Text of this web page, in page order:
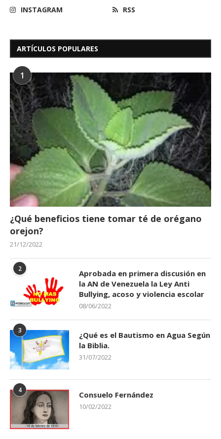
INSTAGRAM
RSS
ARTÍCULOS POPULARES
1
¿Qué beneficios tiene tomar té de orégano
orejon?
21/12/2022
2
Aprobada en primera discusión en
la AN de Venezuela la Ley Anti
Bullying, acoso y violencia escolar
08/06/2022
3
¿Qué es el Bautismo en Agua Según
la Biblia.
31/07/2022
4 Consuelo Fernández
10/02/2022